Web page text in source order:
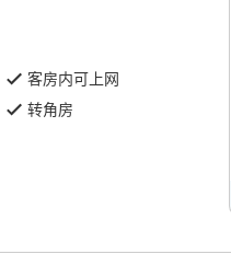
客房内可上网
转角房